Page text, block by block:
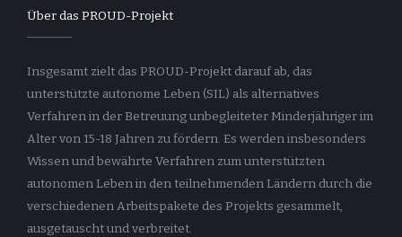
Über das PROUD-Projekt
Insgesamt zielt das PROUD-Projekt darauf ab, das
unterstützte autonome Leben (SIL) als alternatives
Verfahren in der Betreuung unbegleiteter Minderjähriger im
Alter von 15-18 Jahren zu fördern. Es werden insbesonders
Wissen und bewährte Verfahren zum unterstützten
autonomen Leben in den teilnehmenden Ländern durch die
verschiedenen Arbeitspakete des Projekts gesammelt,
ausgetauscht und verbreitet.